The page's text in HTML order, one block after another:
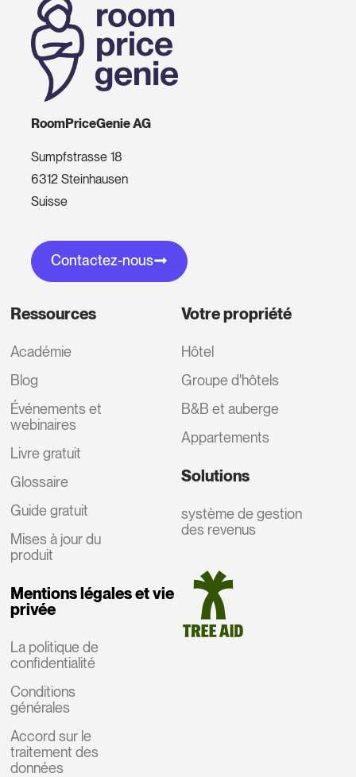
RoomPriceGenie AG
Sumpfstrasse 18
6312 Steinhausen
Suisse
Contactez-nous
Ressources
Académie
Blog
Événements et
webinaires
Livre gratuit
Glossaire
Guide gratuit
Mises à jour du
produit
Mentions légales et vie
privée
La politique de
confidentialité
Conditions
générales
Accord sur le
traitement des
données
Votre propriété
Hôtel
Groupe d'hôtels
B&B et auberge
Appartements
Solutions
système de gestion
des revenus